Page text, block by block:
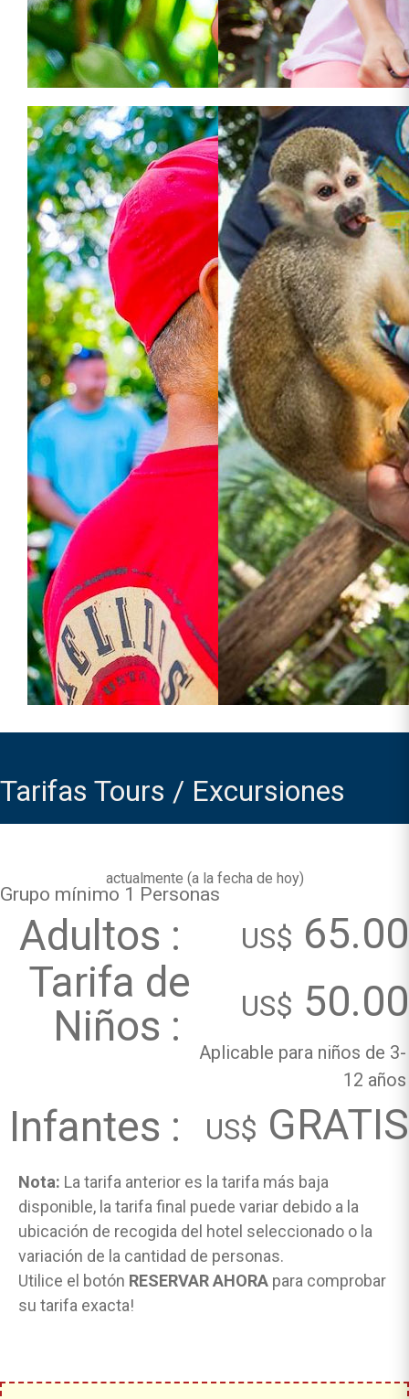
Tarifas Tours / Excursiones
actualmente (a la fecha de hoy)
Grupo mínimo 1 Personas
Adultos : US$ 65.00
Tarifa de
Niños :
US$ 50.00
Aplicable para niños de 3-
12 años
Infantes : US$ GRATIS
Nota: La tarifa anterior es la tarifa más baja
disponible, la tarifa final puede variar debido a la
ubicación de recogida del hotel seleccionado o la
variación de la cantidad de personas.
Utilice el botón RESERVAR AHORA para comprobar
su tarifa exacta!